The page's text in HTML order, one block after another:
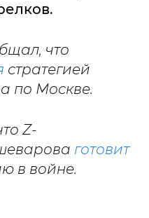
что
стратегией
по Москве.
Z-
готовит
в войне.